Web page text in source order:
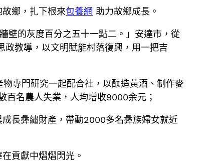
鄉，扎下根來包養網 助力故鄉成長。
壁的灰度百分之五十一點二。」安達市，從
政教導，以文明賦能村落復興，用一把吉
專門研究一起配合社，以釀造黃酒、制作麥
百名農人失業，人均增收9000余元；
長彝繡財產，帶動2000多名彝族婦女就近
貢獻中熠熠閃光。